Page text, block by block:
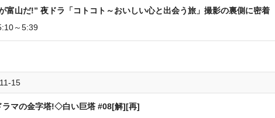
富山だ!” 夜ドラ「コトコト～おいしい心と出会う旅」撮影の裏側に密着
～5:39
15
ラマの金字塔!◇白い巨塔 #08[解][再]